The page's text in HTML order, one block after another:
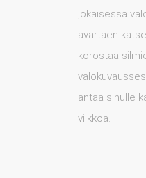
jokaisessa
avartaen
korostaa
antaa sinulle
viikkoa.